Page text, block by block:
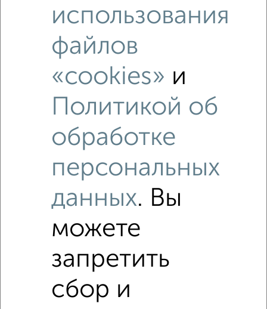
Коттеджи недалеко от Весенняя
Рядом, с меньшей ценой
использования
файлов
«cookies» и
Политикой об
обработке
персональных
данных. Вы
можете
запретить
сбор и